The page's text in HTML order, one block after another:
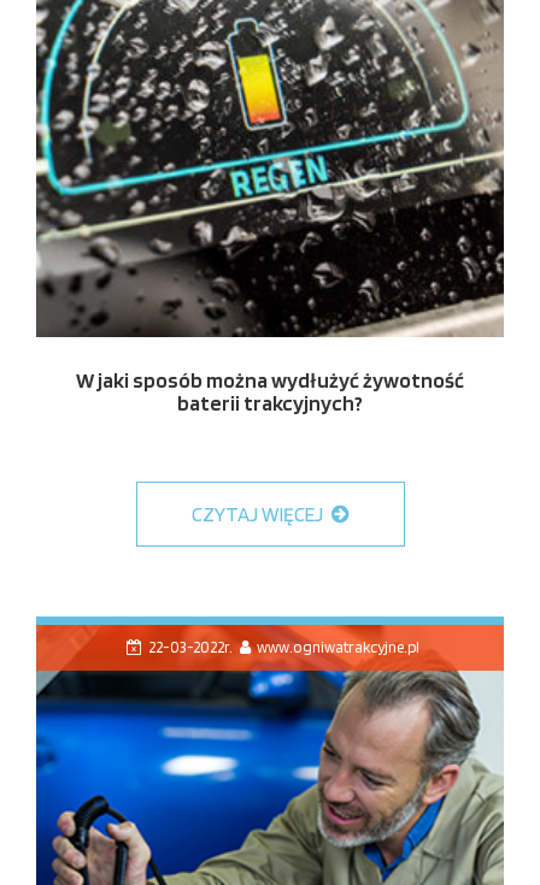
W jaki sposób można wydłużyć żywotność
baterii trakcyjnych?
CZYTAJ WIĘCEJ
22-03-2022r. www.ogniwatrakcyjne.pl